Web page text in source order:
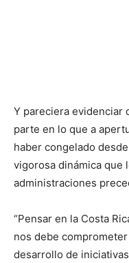
Y pareciera evidenciar
parte en lo que a
haber congelado
vigorosa dinámica que
administraciones
“Pensar en la Costa
nos debe
desarrollo de